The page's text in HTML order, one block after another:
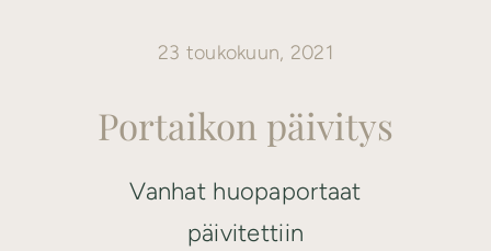
Yhteystiedot
23 toukokuun, 2021
Portaikon päivitys
Vanhat huopaportaat
päivitettiin